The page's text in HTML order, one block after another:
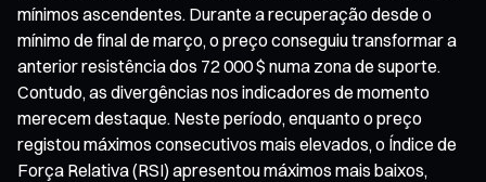
mínimos ascendentes. Durante a recuperação desde o
mínimo de final de março, o preço conseguiu transformar a
anterior resistência dos 72 000 $ numa zona de suporte.
Contudo, as divergências nos indicadores de momento
merecem destaque. Neste período, enquanto o preço
registou máximos consecutivos mais elevados, o Índice de
Força Relativa (RSI) apresentou máximos mais baixos,